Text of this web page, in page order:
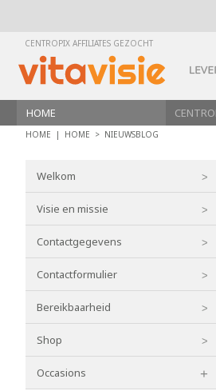
CENTROPIX AFFILIATES GEZOCHT
HOME
HOME | HOME > NIEUWSBLOG
Welkom
Visie en missie
Contactgegevens
Contactformulier
Bereikbaarheid
Shop
Occasions